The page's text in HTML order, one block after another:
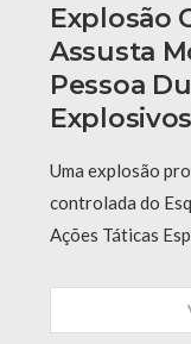
Explosão
Assusta
Pessoa
Uma explosão
controlada do
Ações Táticas